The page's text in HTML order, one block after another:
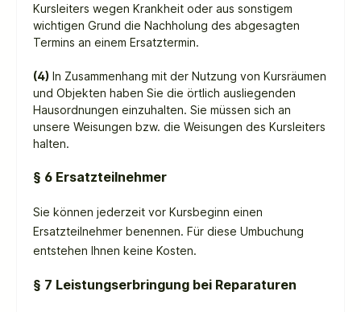
Kursleiters wegen Krankheit oder aus sonstigem
wichtigen Grund die Nachholung des abgesagten
Termins an einem Ersatztermin.
(4) In Zusammenhang mit der Nutzung von Kursräumen
und Objekten haben Sie die örtlich ausliegenden
Hausordnungen einzuhalten. Sie müssen sich an
unsere Weisungen bzw. die Weisungen des Kursleiters
halten.
§ 6 Ersatzteilnehmer
Sie können jederzeit vor Kursbeginn einen
Ersatzteilnehmer benennen. Für diese Umbuchung
entstehen Ihnen keine Kosten.
§ 7 Leistungserbringung bei Reparaturen